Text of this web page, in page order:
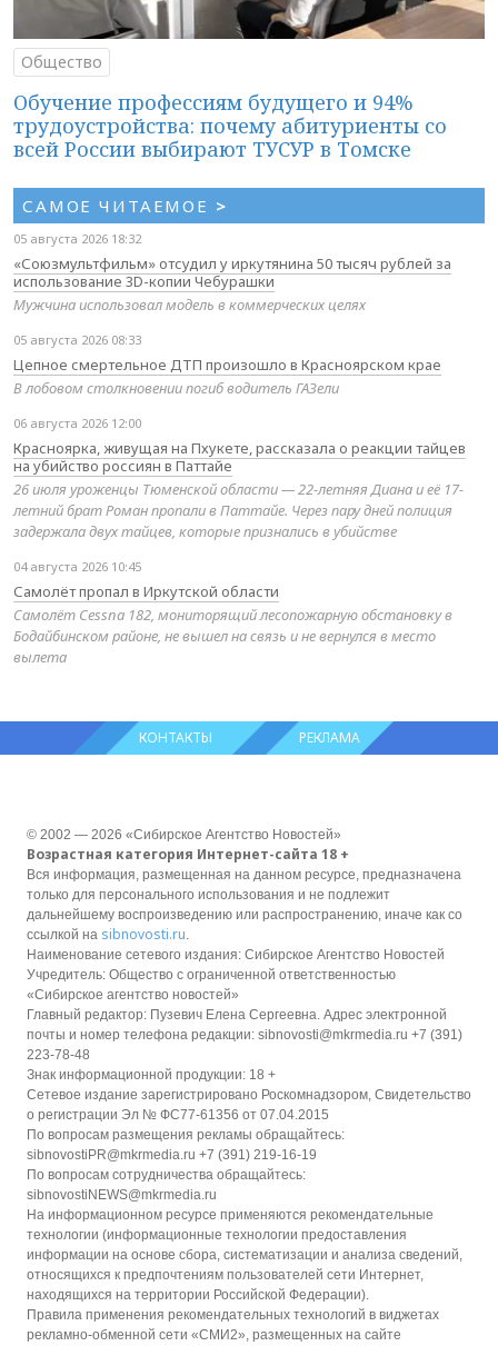
Общество
Обучение профессиям будущего и 94%
трудоустройства: почему абитуриенты со
всей России выбирают ТУСУР в Томске
САМОЕ ЧИТАЕМОЕ >
05 августа 2026 18:32
«Союзмультфильм» отсудил у иркутянина 50 тысяч рублей за
использование 3D-копии Чебурашки
Мужчина использовал модель в коммерческих целях
05 августа 2026 08:33
Цепное смертельное ДТП произошло в Красноярском крае
В лобовом столкновении погиб водитель ГАЗели
06 августа 2026 12:00
Красноярка, живущая на Пхукете, рассказала о реакции тайцев
на убийство россиян в Паттайе
26 июля уроженцы Тюменской области — 22-летняя Диана и её 17-
летний брат Роман пропали в Паттайе. Через пару дней полиция
задержала двух тайцев, которые признались в убийстве
04 августа 2026 10:45
Самолёт пропал в Иркутской области
Самолёт Cessna 182, мониторящий лесопожарную обстановку в
Бодайбинском районе, не вышел на связь и не вернулся в место
вылета
КОНТАКТЫ РЕКЛАМА
© 2002 — 2026 «Сибирское Агентство Новостей»
Возрастная категория Интернет-сайта 18 +
Вся информация, размещенная на данном ресурсе, предназначена
только для персонального использования и не подлежит
дальнейшему воспроизведению или распространению, иначе как со
ссылкой на sibnovosti.ru.
Наименование сетевого издания: Сибирское Агентство Новостей
Учредитель: Общество с ограниченной ответственностью
«Сибирское агентство новостей»
Главный редактор: Пузевич Елена Сергеевна. Адрес электронной
почты и номер телефона редакции: sibnovosti@mkrmedia.ru +7 (391)
223-78-48
Знак информационной продукции: 18 +
Сетевое издание зарегистрировано Роскомнадзором, Свидетельство
о регистрации Эл № ФС77-61356 от 07.04.2015
По вопросам размещения рекламы обращайтесь:
sibnovostiPR@mkrmedia.ru +7 (391) 219-16-19
По вопросам сотрудничества обращайтесь:
sibnovostiNEWS@mkrmedia.ru
На информационном ресурсе применяются рекомендательные
технологии (информационные технологии предоставления
информации на основе сбора, систематизации и анализа сведений,
относящихся к предпочтениям пользователей сети Интернет,
находящихся на территории Российской Федерации).
Правила применения рекомендательных технологий в виджетах
рекламно-обменной сети «СМИ2», размещенных на сайте